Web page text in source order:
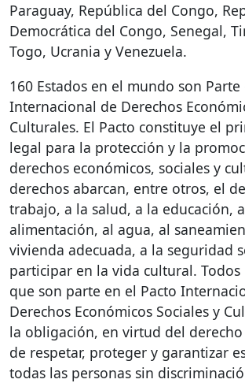
Paraguay, República del Congo,
Democrática del Congo, Senegal,
Togo, Ucrania y Venezuela.
160 Estados en el mundo son Parte
Internacional de Derechos
Culturales. El Pacto constituye el
legal para la protección y la
derechos económicos, sociales y
derechos abarcan, entre otros, el
trabajo, a la salud, a la educación,
alimentación, al agua, al
vivienda adecuada, a la seguridad
participar en la vida cultural. Todos
que son parte en el Pacto
Derechos Económicos Sociales y
la obligación, en virtud del
de respetar, proteger y garantizar
todas las personas sin